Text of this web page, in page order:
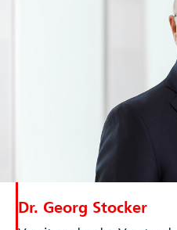
Dr. Georg Stocker